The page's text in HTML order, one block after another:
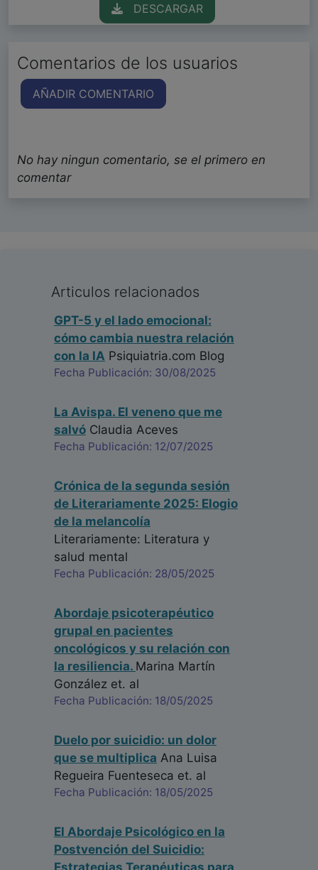
DESCARGAR
Comentarios de los usuarios
AÑADIR COMENTARIO
No hay ningun comentario, se el primero en
comentar
Articulos relacionados
GPT-5 y el lado emocional:
cómo cambia nuestra relación
con la IA Psiquiatria.com Blog
Fecha Publicación: 30/08/2025
La Avispa. El veneno que me
salvó Claudia Aceves
Fecha Publicación: 12/07/2025
Crónica de la segunda sesión
de Literariamente 2025: Elogio
de la melancolía
Literariamente: Literatura y
salud mental
Fecha Publicación: 28/05/2025
Abordaje psicoterapéutico
grupal en pacientes
oncológicos y su relación con
la resiliencia. Marina Martín
González et. al
Fecha Publicación: 18/05/2025
Duelo por suicidio: un dolor
que se multiplica Ana Luisa
Regueira Fuenteseca et. al
Fecha Publicación: 18/05/2025
El Abordaje Psicológico en la
Postvención del Suicidio:
Estrategias Terapéuticas para